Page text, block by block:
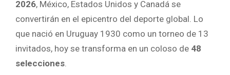
2026, México, Estados Unidos y Canadá se
convertirán en el epicentro del deporte global. Lo
que nació en Uruguay 1930 como un torneo de 13
invitados, hoy se transforma en un coloso de 48
selecciones